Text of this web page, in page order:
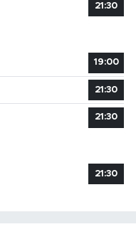
21:30
19:00
21:30
21:30
21:30